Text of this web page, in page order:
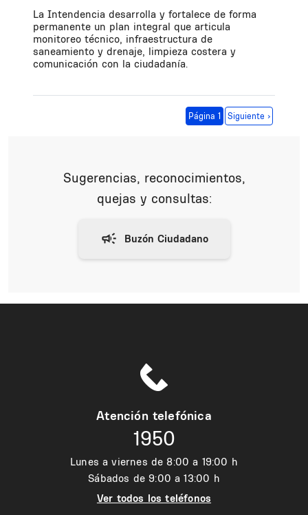
La Intendencia desarrolla y fortalece de forma
permanente un plan integral que articula
monitoreo técnico, infraestructura de
saneamiento y drenaje, limpieza costera y
comunicación con la ciudadanía.
Página 1 Siguiente página
Siguiente ›
Sugerencias, reconocimientos,
quejas y consultas:
Atención telefónica
1950
Lunes a viernes de 8:00 a 19:00 h
Sábados de 9:00 a 13:00 h
Ver todos los teléfonos